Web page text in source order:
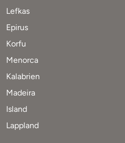
Lefkas
Epirus
Korfu
Menorca
Kalabrien
Madeira
Island
Lappland